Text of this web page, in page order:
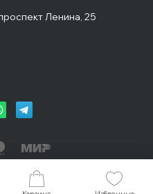
Ленина, 25
права защищены